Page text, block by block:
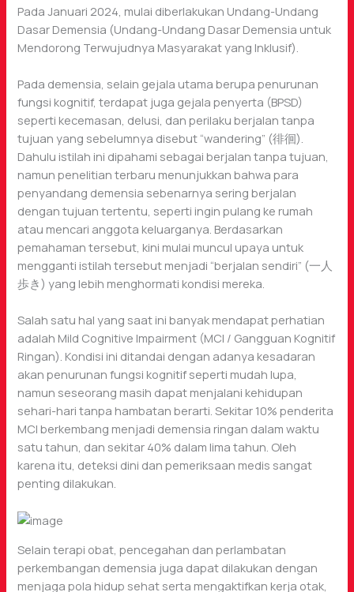
Pada Januari 2024, mulai diberlakukan Undang-Undang
Dasar Demensia (Undang-Undang Dasar Demensia untuk
Mendorong Terwujudnya Masyarakat yang Inklusif).
Pada demensia, selain gejala utama berupa penurunan
fungsi kognitif, terdapat juga gejala penyerta (BPSD)
seperti kecemasan, delusi, dan perilaku berjalan tanpa
tujuan yang sebelumnya disebut “wandering” (徘徊).
Dahulu istilah ini dipahami sebagai berjalan tanpa tujuan,
namun penelitian terbaru menunjukkan bahwa para
penyandang demensia sebenarnya sering berjalan
dengan tujuan tertentu, seperti ingin pulang ke rumah
atau mencari anggota keluarganya. Berdasarkan
pemahaman tersebut, kini mulai muncul upaya untuk
mengganti istilah tersebut menjadi “berjalan sendiri” (一人
歩き) yang lebih menghormati kondisi mereka.
Salah satu hal yang saat ini banyak mendapat perhatian
adalah Mild Cognitive Impairment (MCI / Gangguan Kognitif
Ringan). Kondisi ini ditandai dengan adanya kesadaran
akan penurunan fungsi kognitif seperti mudah lupa,
namun seseorang masih dapat menjalani kehidupan
sehari-hari tanpa hambatan berarti. Sekitar 10% penderita
MCI berkembang menjadi demensia ringan dalam waktu
satu tahun, dan sekitar 40% dalam lima tahun. Oleh
karena itu, deteksi dini dan pemeriksaan medis sangat
penting dilakukan.
Selain terapi obat, pencegahan dan perlambatan
perkembangan demensia juga dapat dilakukan dengan
menjaga pola hidup sehat serta mengaktifkan kerja otak,